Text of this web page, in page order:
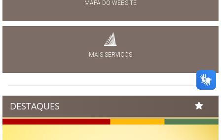
MAPA DO WEBSITE
MAIS SERVIÇOS
DESTAQUES